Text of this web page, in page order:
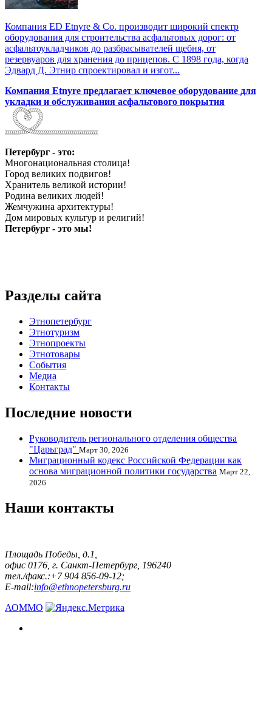
Компания ED Etnyre & Co. производит широкий спектр
оборудования для строительства асфальтовых дорог: от
асфальтоукладчиков до разбрасывателей щебня, от
резервуаров для хранения до прицепов. С 1898 года, когда
Эдвард Д. Этнир спроектировал и изгот...
Компания Etnyre предлагает ключевое оборудование для
укладки и обслуживания асфальтового покрытия
Петербург - это:
Многонациональная столица!
Город великих подвигов!
Хранитель великой истории!
Родина великих людей!
Жемчужина архитектуры!
Дом мировых культур и религий!
Петербург - это мы!
Разделы сайта
Этнопетербург
Этнотуризм
Этнопроекты
Этнотовары
События
Медиа
Контакты
Последние новости
Руководитель регионального отделения общества
"Царьград" Март 30, 2026
Миграционный кодекс Российской Федерации как
основа миграционной политики государства Март 22,
2026
Наши контакты
Площадь Победы, д.1,
офис 0176, г. Санкт-Петербург, 196240
тел./факс.:+7 904 856-09-12;
E-mail:info@ethnopetersburg.ru
АОММО